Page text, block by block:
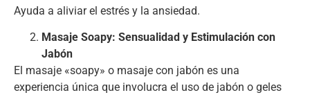
Ayuda a aliviar el estrés y la ansiedad.
Masaje Soapy: Sensualidad y Estimulación con
Jabón
El masaje «soapy» o masaje con jabón es una
experiencia única que involucra el uso de jabón o geles